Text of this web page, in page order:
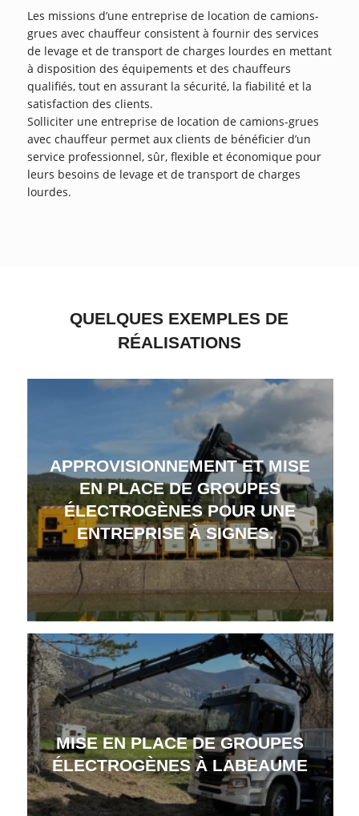
Les missions d’une entreprise de location de camions-
grues avec chauffeur consistent à fournir des services
de levage et de transport de charges lourdes en mettant
à disposition des équipements et des chauffeurs
qualifiés, tout en assurant la sécurité, la fiabilité et la
satisfaction des clients.
Solliciter une entreprise de location de camions-grues
avec chauffeur permet aux clients de bénéficier d’un
service professionnel, sûr, flexible et économique pour
leurs besoins de levage et de transport de charges
lourdes.
QUELQUES EXEMPLES DE
RÉALISATIONS
APPROVISIONNEMENT ET MISE
EN PLACE DE GROUPES
ÉLECTROGÈNES POUR UNE
ENTREPRISE À SIGNES.
MISE EN PLACE DE GROUPES
ÉLECTROGÈNES À LABEAUME